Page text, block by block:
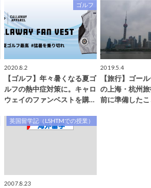
ゴルフ
2020.8.2
【ゴルフ】年々暑くなる夏ゴ
ルフの熱中症対策に。キャロ
ウェイのファンベストを購…
2019.5.4
【旅行】ゴー
の上海・杭州
前に準備したこ
英国留学記（LSHTMでの授業）
2007.8.23